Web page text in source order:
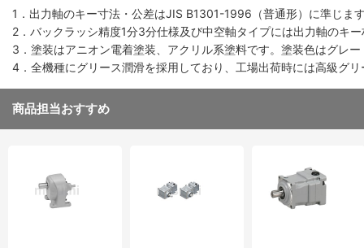
1．出力軸のキー寸法・公差はJIS B1301-1996（普通形）に準じま
2．バックラッシ精度1分3分仕様及び中空軸タイプには出力軸のキ
3．塗装はアニオン電着塗装、アクリル系塗料です。塗装色はグレ
4．全機種にグリース潤滑を採用しており、工場出荷時には高級グ
商品担当おすすめ